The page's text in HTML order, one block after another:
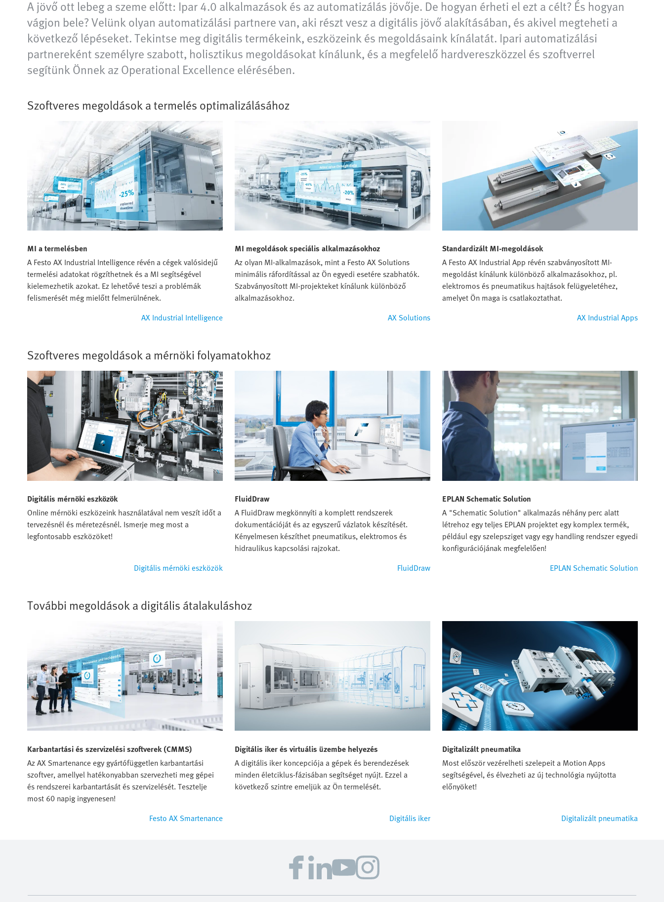
A jövő ott lebeg a szeme előtt: Ipar 4.0 alkalmazások és az automatizálás jövője. De hogyan érheti el ezt a célt? És hogyan
vágjon bele? Velünk olyan automatizálási partnere van, aki részt vesz a digitális jövő alakításában, és akivel megteheti a
következő lépéseket. Tekintse meg digitális termékeink, eszközeink és megoldásaink kínálatát. Ipari automatizálási
partnereként személyre szabott, holisztikus megoldásokat kínálunk, és a megfelelő hardvereszközzel és szoftverrel
segítünk Önnek az Operational Excellence elérésében.
Szoftveres megoldások a termelés optimalizálásához
MI a termelésben
A Festo AX Industrial Intelligence révén a cégek valósidejű
termelési adatokat rögzíthetnek és a MI segítségével
kielemezhetik azokat. Ez lehetővé teszi a problémák
felismerését még mielőtt felmerülnének.
AX Industrial Intelligence
MI megoldások speciális alkalmazásokhoz
Az olyan MI-alkalmazások, mint a Festo AX Solutions
minimális ráfordítással az Ön egyedi esetére szabhatók.
Szabványosított MI-projekteket kínálunk különböző
alkalmazásokhoz.
AX Solutions
Standardizált MI-megoldások
A Festo AX Industrial App révén szabványosított MI-
megoldást kínálunk különböző alkalmazásokhoz, pl.
elektromos és pneumatikus hajtások felügyeletéhez,
amelyet Ön maga is csatlakoztathat.
AX Industrial Apps
Szoftveres megoldások a mérnöki folyamatokhoz
Digitális mérnöki eszközök
Online mérnöki eszközeink használatával nem veszít időt a
tervezésnél és méretezésnél. Ismerje meg most a
legfontosabb eszközöket!
Digitális mérnöki eszközök
FluidDraw
A FluidDraw megkönnyíti a komplett rendszerek
dokumentációját és az egyszerű vázlatok készítését.
Kényelmesen készíthet pneumatikus, elektromos és
hidraulikus kapcsolási rajzokat.
FluidDraw
EPLAN Schematic Solution
A "Schematic Solution" alkalmazás néhány perc alatt
létrehoz egy teljes EPLAN projektet egy komplex termék,
például egy szelepsziget vagy egy handling rendszer egyedi
konfigurációjának megfelelően!
EPLAN Schematic Solution
További megoldások a digitális átalakuláshoz
Karbantartási és szervizelési szoftverek (CMMS)
Az AX Smartenance egy gyártófüggetlen karbantartási
szoftver, amellyel hatékonyabban szervezheti meg gépei
és rendszerei karbantartását és szervizelését. Tesztelje
most 60 napig ingyenesen!
Festo AX Smartenance
Digitális iker és virtuális üzembe helyezés
A digitális iker koncepciója a gépek és berendezések
minden életciklus-fázisában segítséget nyújt. Ezzel a
következő szintre emeljük az Ön termelését.
Digitális iker
Digitalizált pneumatika
Most először vezérelheti szelepeit a Motion Apps
segítségével, és élvezheti az új technológia nyújtotta
előnyöket!
Digitalizált pneumatika